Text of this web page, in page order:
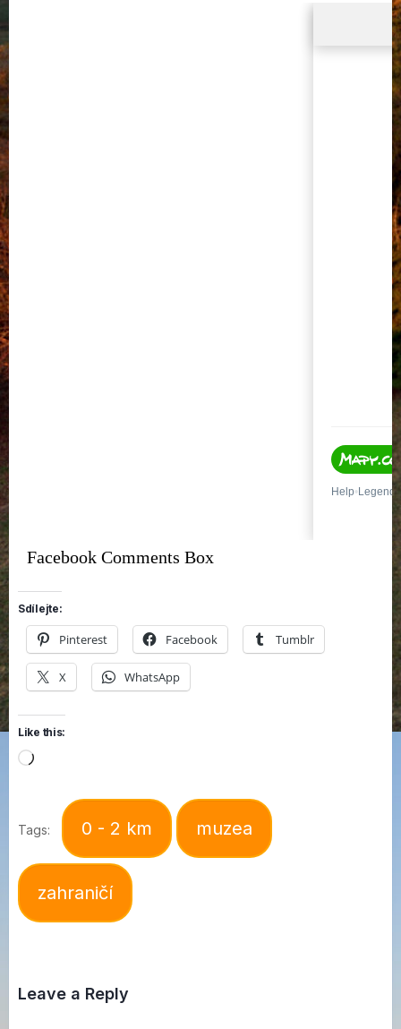
Facebook Comments Box
Sdílejte:
Pinterest Facebook Tumblr
X WhatsApp
Like this:
Loading…
Tags: 0 - 2 km muzea
zahraničí
Leave a Reply